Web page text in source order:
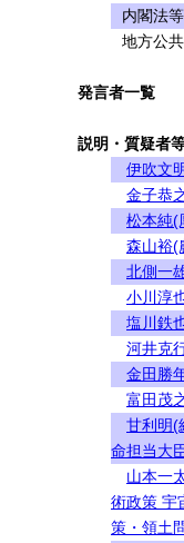
内閣法
地方公
発言者一覧
説明・質疑者
伊吹文
金子恭
松本純(
森山裕(
北側一
小川淳
塩川鉄
河井克
金田勝
富田茂
甘利明(
命担当大
山本一
術政策 宇
策・領土